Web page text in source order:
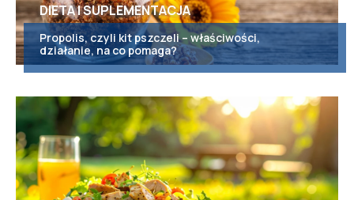
DIETA I SUPLEMENTACJA
Propolis, czyli kit pszczeli – właściwości,
działanie, na co pomaga?